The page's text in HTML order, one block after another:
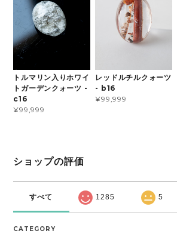
トルマリン入りホワイ
トガーデンクォーツ -
c16
¥99,999
レッドルチルクォーツ
- b16
¥99,999
ショップの評価
すべて 1285 5
CATEGORY